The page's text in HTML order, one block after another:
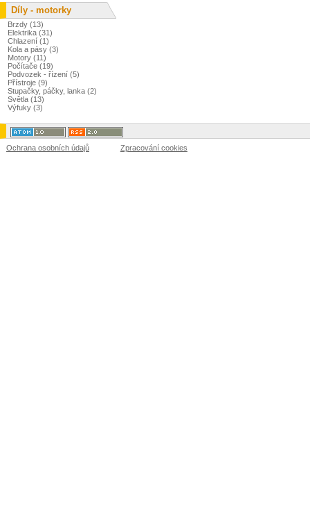
Díly - motorky
Brzdy (13)
Elektrika (31)
Chlazení (1)
Kola a pásy (3)
Motory (11)
Počítače (19)
Podvozek - řízení (5)
Přístroje (9)
Stupačky, páčky, lanka (2)
Světla (13)
Výfuky (3)
Ochrana osobních údajů Zpracování cookies